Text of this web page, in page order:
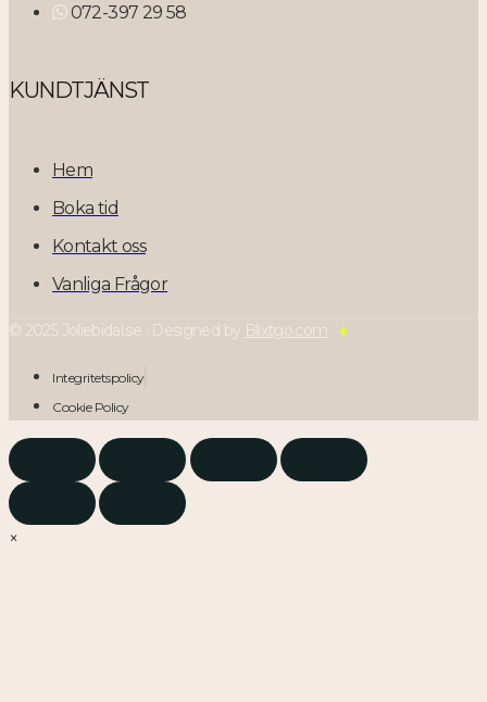
072-397 29 58
KUNDTJÄNST
Hem
Boka tid
Kontakt oss
Vanliga Frågor
© 2025 Joliebidal.se . Designed by Blixtgo.com
Integritetspolicy
Cookie Policy
×